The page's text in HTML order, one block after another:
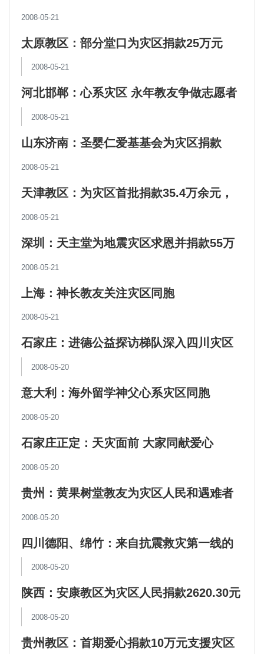
2008-05-21
太原教区：部分堂口为灾区捐款25万元
2008-05-21
河北邯郸：心系灾区 永年教友争做志愿者
2008-05-21
山东济南：圣婴仁爱基基会为灾区捐款
2008-05-21
天津教区：为灾区首批捐款35.4万余元，
2008-05-21
深圳：天主堂为地震灾区求恩并捐款55万
2008-05-21
上海：神长教友关注灾区同胞
2008-05-21
石家庄：进德公益探访梯队深入四川灾区
慰问
2008-05-20
意大利：海外留学神父心系灾区同胞
2008-05-20
石家庄正定：天灾面前 大家同献爱心
2008-05-20
贵州：黄果树堂教友为灾区人民和遇难者
2008-05-20
四川德阳、绵竹：来自抗震救灾第一线的
报道（四）
2008-05-20
陕西：安康教区为灾区人民捐款2620.30元
2008-05-20
贵州教区：首期爱心捐款10万元支援灾区